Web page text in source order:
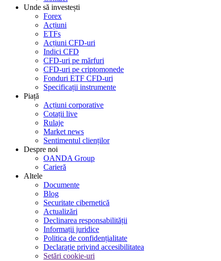
Unde să investești
Forex
Acțiuni
ETFs
Acțiuni CFD-uri
Indici CFD
CFD-uri pe mărfuri
CFD-uri pe criptomonede
Fonduri ETF CFD-uri
Specificații instrumente
Piață
Acțiuni corporative
Cotații live
Rulaje
Market news
Sentimentul clienților
Despre noi
OANDA Group
Carieră
Altele
Documente
Blog
Securitate cibernetică
Actualizări
Declinarea responsabilității
Informații juridice
Politica de confidențialitate
Declarație privind accesibilitatea
Setări cookie-uri